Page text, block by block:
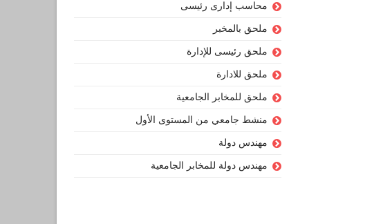
محاسب إدارى رئيسى
ملحق بالمخبر
ملحق رئيسى للإدارة
ملحق للادارة
ملحق للمخابر الجامعية
منشط جامعي من المستوى الأول
مهندس دولة
مهندس دولة للمخابر الجامعية